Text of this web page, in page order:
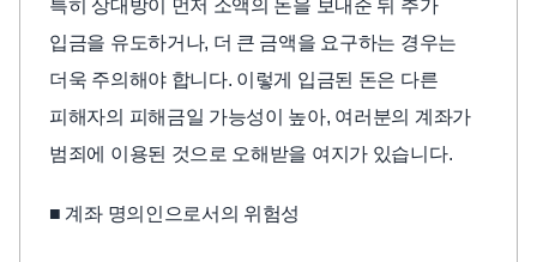
특히 상대방이 먼저 소액의 돈을 보내준 뒤 추가
입금을 유도하거나, 더 큰 금액을 요구하는 경우는
더욱 주의해야 합니다. 이렇게 입금된 돈은 다른
피해자의 피해금일 가능성이 높아, 여러분의 계좌가
범죄에 이용된 것으로 오해받을 여지가 있습니다.
■ 계좌 명의인으로서의 위험성